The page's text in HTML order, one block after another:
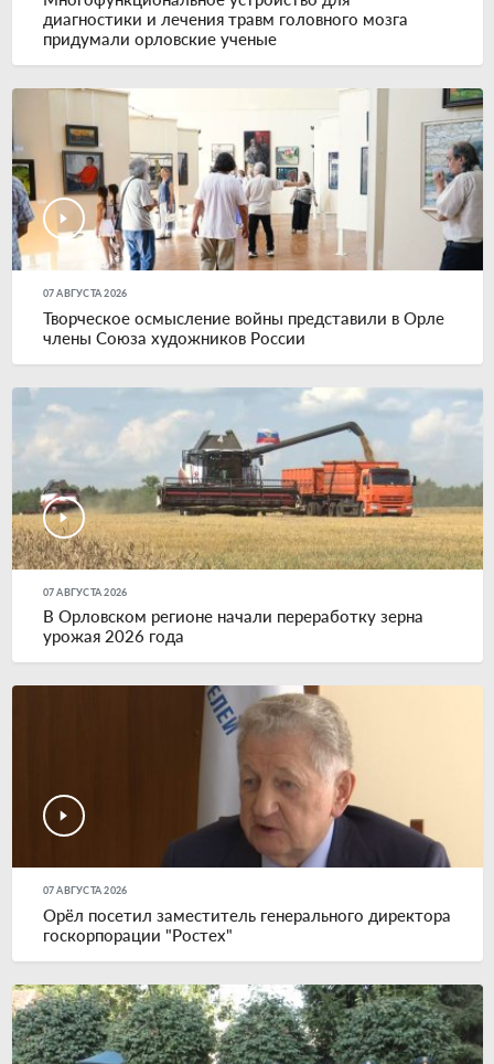
диагностики и лечения травм головного мозга
придумали орловские ученые
07 АВГУСТА 2026
Творческое осмысление войны представили в Орле
члены Союза художников России
07 АВГУСТА 2026
В Орловском регионе начали переработку зерна
урожая 2026 года
07 АВГУСТА 2026
Орёл посетил заместитель генерального директора
госкорпорации "Ростех"